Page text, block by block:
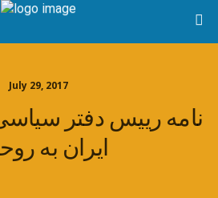
July 29, 2017
نامه رییس دفتر
ایران به